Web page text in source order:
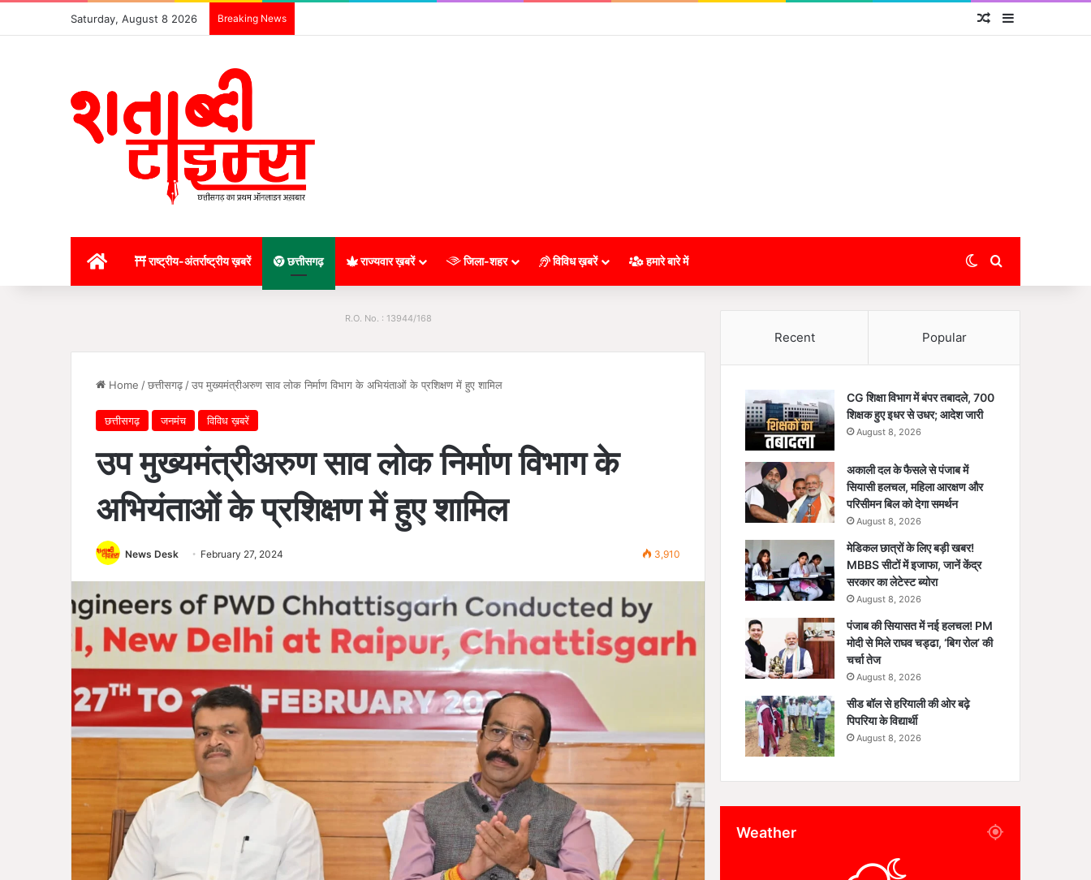
Saturday, August 8 2026 Breaking News Random Article
राष्ट्रीय-अंतर्राष्ट्रीय ख़बरें छत्तीसगढ़ राज्यवार ख़बरें जिला-शहर विविध ख़बरें हमारे बारे में Switch skin
R.O. No. : 13944/168
Home /छत्तीसगढ़ /उप मुख्यमंत्रीअरुण साव लोक निर्माण विभाग के अभियंताओं के प्रशिक्षण में हुए शामिल
छत्तीसगढ़ जनमंच विविध ख़बरें
उप मुख्यमंत्रीअरुण साव लोक निर्माण विभाग के
अभियंताओं के प्रशिक्षण में हुए शामिल
News Desk February 27, 2024 3,910
Recent Popular
CG शिक्षा विभाग में बंपर तबादले, 700
शिक्षक हुए इधर से उधर; आदेश जारी
August 8, 2026
अकाली दल के फैसले से पंजाब में
सियासी हलचल, महिला आरक्षण और
परिसीमन बिल को देगा समर्थन
August 8, 2026
मेडिकल छात्रों के लिए बड़ी खबर!
MBBS सीटों में इजाफा, जानें केंद्र
सरकार का लेटेस्ट ब्योरा
August 8, 2026
पंजाब की सियासत में नई हलचल! PM
मोदी से मिले राघव चड्ढा, ‘बिग रोल’ की
चर्चा तेज
August 8, 2026
सीड बॉल से हरियाली की ओर बढ़े
पिपरिया के विद्यार्थी
August 8, 2026
Weather